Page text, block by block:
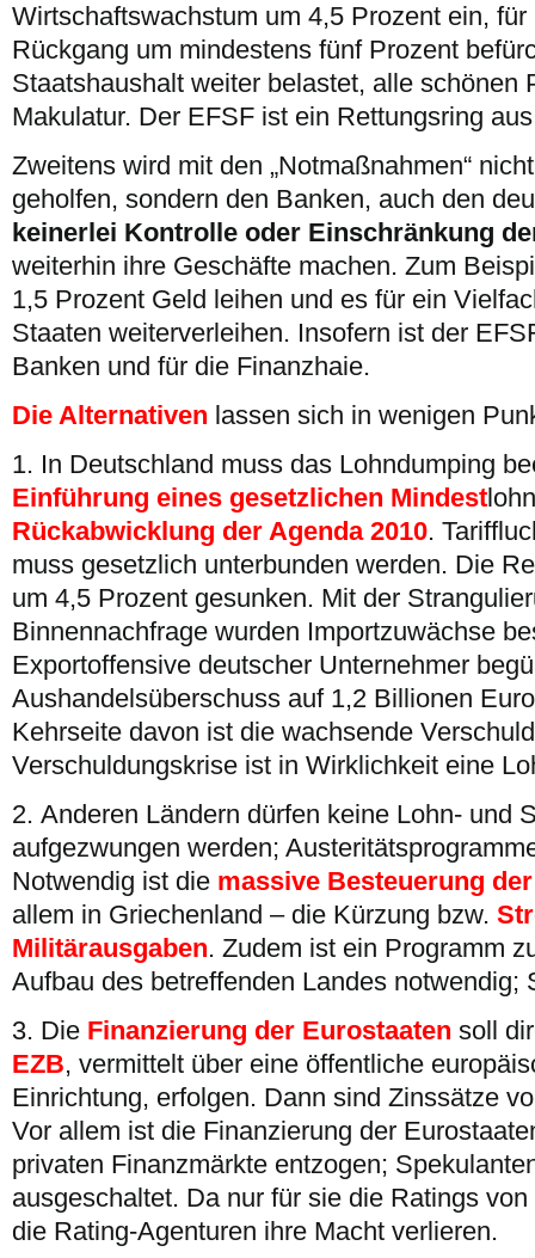
Wirtschaftswachstum um 4,5 Prozent ein,
Rückgang um mindestens fünf Prozent
Staatshaushalt weiter belastet, alle schönen
Makulatur. Der EFSF ist ein Rettungsring
Zweitens wird mit den „Notmaßnahmen“
geholfen, sondern den Banken, auch den
keinerlei Kontrolle oder Einschränkung
weiterhin ihre Geschäfte machen. Zum
1,5 Prozent Geld leihen und es für ein
Staaten weiterverleihen. Insofern ist der
Banken und für die Finanzhaie.
Die Alternativen lassen sich in wenigen
1. In Deutschland muss das Lohndumping
Einführung eines gesetzlichen Mindest
Rückabwicklung der Agenda 2010.
muss gesetzlich unterbunden werden. Die
um 4,5 Prozent gesunken. Mit der
Binnennachfrage wurden Importzuwächse
Exportoffensive deutscher Unternehmer
Aushandelsüberschuss auf 1,2 Billionen
Kehrseite davon ist die wachsende
Verschuldungskrise ist in Wirklichkeit eine
2. Anderen Ländern dürfen keine Lohn- und
aufgezwungen werden;
Notwendig ist die massive Besteuerung
allem in Griechenland – die Kürzung bzw.
Militärausgaben. Zudem ist ein Programm
Aufbau des betreffenden Landes notwendig;
3. Die Finanzierung der Eurostaaten soll
EZB, vermittelt über eine öffentliche
Einrichtung, erfolgen. Dann sind Zinssätze
Vor allem ist die Finanzierung der
privaten Finanzmärkte entzogen;
ausgeschaltet. Da nur für sie die Ratings
die Rating-Agenturen ihre Macht verlieren.